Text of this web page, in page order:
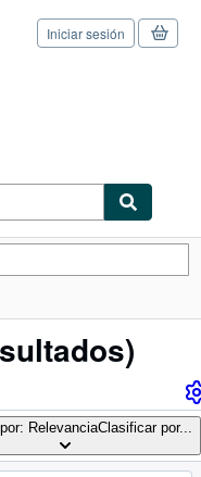
Iniciar sesión
RelevanciaClasificar por...